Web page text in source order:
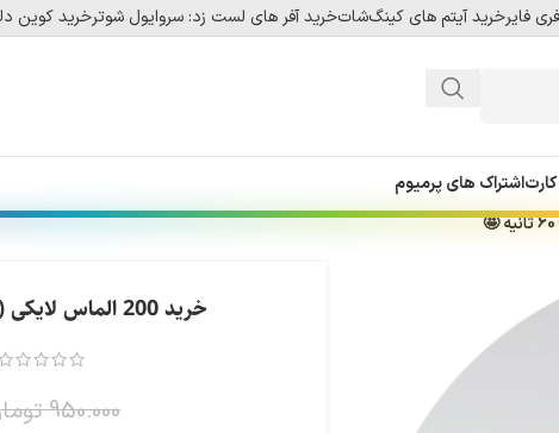
فایرخرید آیتم های کینگ‌شاتخرید آفر های لست زد: سروایول شوترخرید کوین
اشتراک های پرمیوم
خرید 200 الماس لایکی (Likee) + اتوماتیک 60 ثانیه 🤩
950.000